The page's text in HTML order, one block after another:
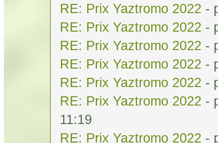
RE: Prix Yaztromo 2022 -
RE: Prix Yaztromo 2022 -
RE: Prix Yaztromo 2022 -
RE: Prix Yaztromo 2022 -
RE: Prix Yaztromo 2022 -
RE: Prix Yaztromo 2022 -
11:19
RE: Prix Yaztromo 2022 -